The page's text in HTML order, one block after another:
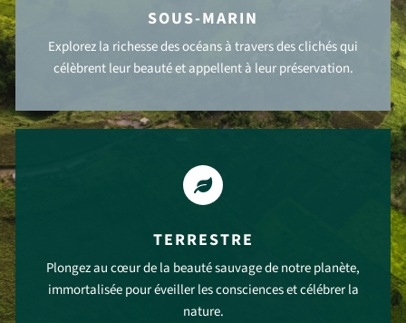
SOUS-MARIN
Explorez la richesse des océans à travers des clichés qui
célèbrent leur beauté et appellent à leur préservation.

TERRESTRE
Plongez au cœur de la beauté sauvage de notre planète,
immortalisée pour éveiller les consciences et célébrer la
nature.